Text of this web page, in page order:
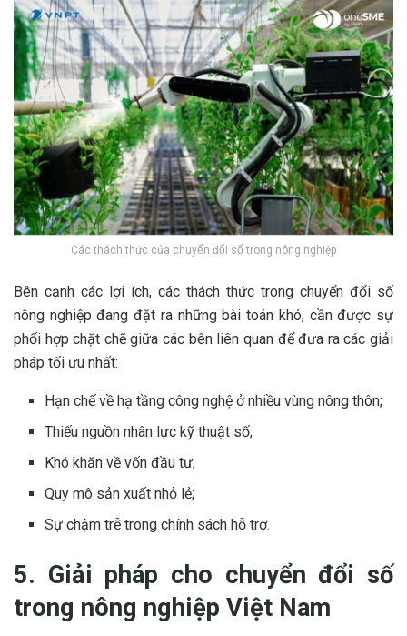
Các thách thức của chuyển đổi số trong nông nghiệp
Bên cạnh các lợi ích, các thách thức trong chuyển đổi số
nông nghiệp đang đặt ra những bài toán khó, cần được sự
phối hợp chặt chẽ giữa các bên liên quan để đưa ra các giải
pháp tối ưu nhất:
Hạn chế về hạ tầng công nghệ ở nhiều vùng nông thôn;
Thiếu nguồn nhân lực kỹ thuật số;
Khó khăn về vốn đầu tư;
Quy mô sản xuất nhỏ lẻ;
Sự chậm trễ trong chính sách hỗ trợ.
5. Giải pháp cho chuyển đổi số
trong nông nghiệp Việt Nam